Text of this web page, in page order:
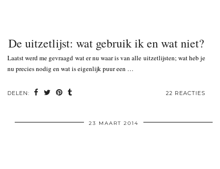
De uitzetlijst: wat gebruik ik en wat niet?
Laatst werd me gevraagd wat er nu waar is van alle uitzetlijsten; wat heb je
nu precies nodig en wat is eigenlijk puur een …
DELEN: 22 REACTIES
23 MAART 2014